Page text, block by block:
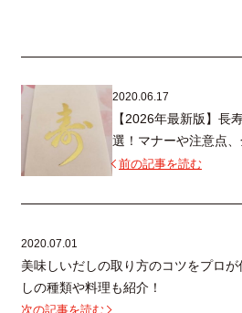
2020.06.17
【2026年最新版】長
選！マナーや注意点
前の記事を読む
2020.07.01
美味しいだしの取り方のコツをプロが
しの種類や料理も紹介！
次の記事を読む